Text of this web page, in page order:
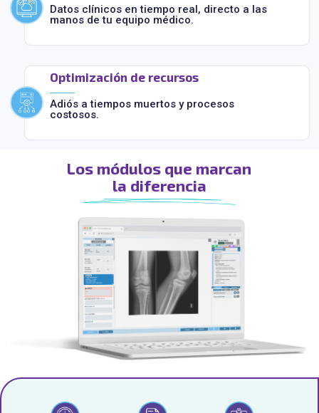
Datos clínicos en tiempo real, directo a las
manos de tu equipo médico.
Optimización de recursos
Adiós a tiempos muertos y procesos
costosos.
Los módulos que marcan
la diferencia